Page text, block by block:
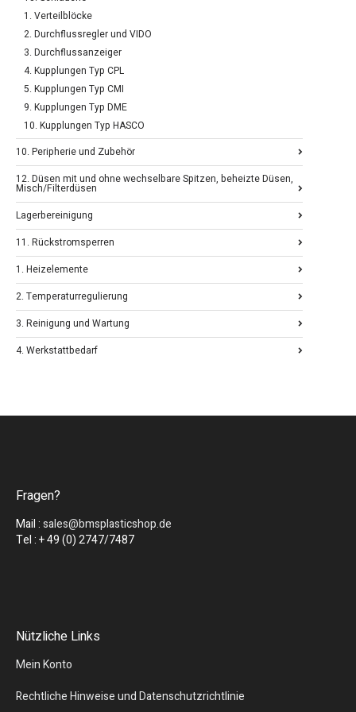
1. Verteilblöcke
2. Durchflussregler und VIDO
3. Durchflussanzeiger
4. Kupplungen Typ CPL
5. Kupplungen Typ CMI
9. Kupplungen Typ DME
10. Kupplungen Typ HASCO
10. Peripherie und Zubehör
12. Düsen mit und ohne wechselbare Spitzen, beheizte Düsen,
Misch/Filterdüsen
Lagerbereinigung
11. Rückstromsperren
1. Heizelemente
2. Temperaturregulierung
3. Reinigung und Wartung
4. Werkstattbedarf
Fragen?
Mail :sales@bmsplasticshop.de
Tel : + 49 (0) 2747/7487
Nützliche Links
Mein Konto
Rechtliche Hinweise und Datenschutzrichtlinie